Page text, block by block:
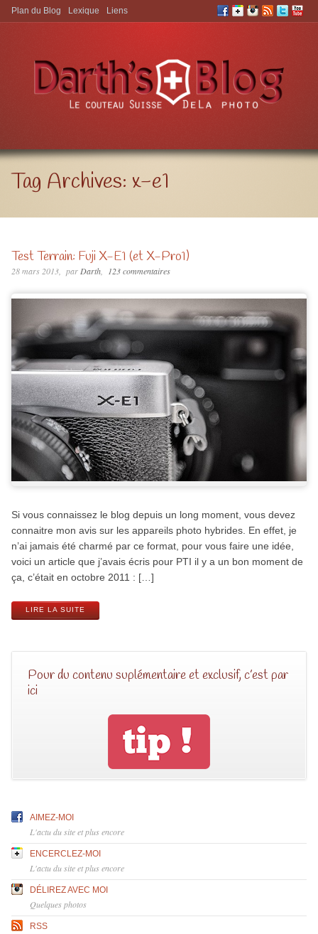
Aller à:
Plan du Blog Lexique Liens
Tag Archives: x-e1
Test Terrain: Fuji X-E1 (et X-Pro1)
28 mars 2013 parDarth 123 commentaires
Si vous connaissez le blog depuis un long moment, vous devez
connaitre mon avis sur les appareils photo hybrides. En effet, je
n’ai jamais été charmé par ce format, pour vous faire une idée,
voici un article que j’avais écris pour PTI il y a un bon moment de
ça, c’était en octobre 2011 : […]
LIRE LA SUITE
Pour du contenu suplémentaire et exclusif, c’est par
ici
AIMEZ-MOI
L'actu du site et plus encore
ENCERCLEZ-MOI
L'actu du site et plus encore
DÉLIREZ AVEC MOI
Quelques photos
RSS